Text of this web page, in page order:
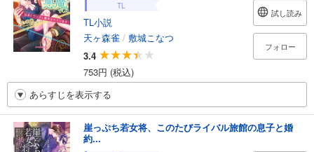
TL
TL小説
天ヶ森雀 / 敷城こなつ
3.4
753円 (税込)
試し読み
フォロー
あらすじを表示する
崖っぷち若女将、このたびライバル旅館の息子と婚
約...